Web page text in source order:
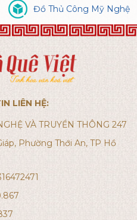
Đồ Thủ Công Mỹ Nghệ
LIÊN HỆ:
VÀ TRUYỀN THÔNG 247
Phường Thới An, TP Hồ